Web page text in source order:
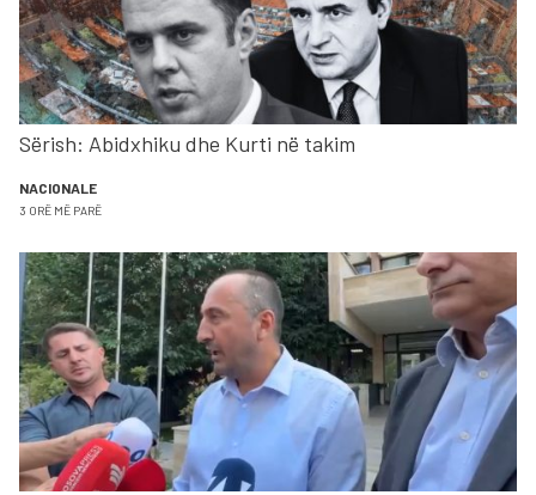
Sërish: Abidxhiku dhe Kurti në takim
NACIONALE
3 ORË MË PARË